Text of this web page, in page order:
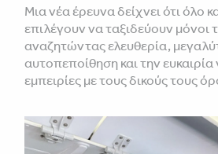
Μια νέα έρευνα δείχνει ότι όλο
επιλέγουν να ταξιδεύουν μόνοι
αναζητώντας ελευθερία,
αυτοπεποίθηση και την
εμπειρίες με τους δικούς τους